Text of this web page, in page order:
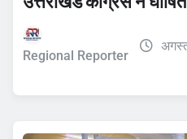
Regional Reporter